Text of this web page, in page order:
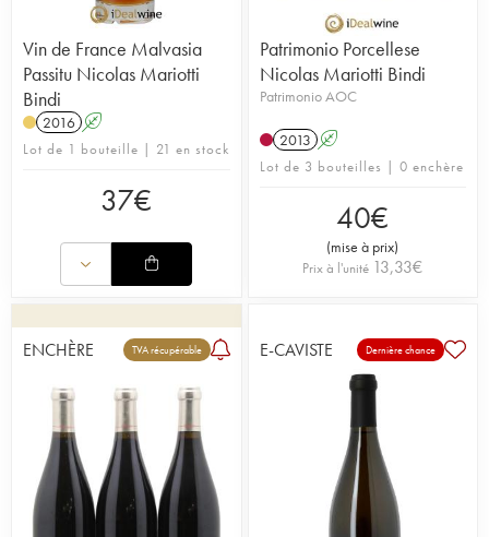
Vin de France Malvasia
Passitu Nicolas Mariotti
Bindi
2016 A
Lot de 1 bouteille | 21 en stock
37€
Patrimonio Porcellese
Nicolas Mariotti Bindi
Patrimonio AOC
2013 A
Lot de 3 bouteilles | 0 enchère
40€
(mise à prix)
Prix à l'unité 13,33€
ENCHÈRE TVA récupérable E-CAVISTE Dernière chance